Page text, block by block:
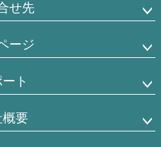
せ先
ージ
ト
概要